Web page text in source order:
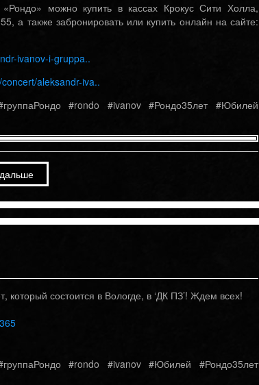
можно купить в кассах Крокус Сити Холла,
а также забронировать или купить онлайн на сайте:
ivanov-i-gruppa..
aleksandr-iva..
#rondo #ivanov #Рондо35лет #Юбилей
состоится в Вологде, в ‘ДК ПЗ’! Ждем всех!
#rondo #ivanov #Юбилей #Рондо35лет